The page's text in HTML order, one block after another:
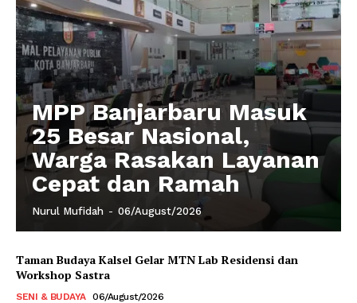
MPP Banjarbaru Masuk
25 Besar Nasional,
Warga Rasakan Layanan
Cepat dan Ramah
Nurul Mufidah - 06/August/2026
Taman Budaya Kalsel Gelar MTN Lab Residensi dan
Workshop Sastra
SENI & BUDAYA 06/August/2026